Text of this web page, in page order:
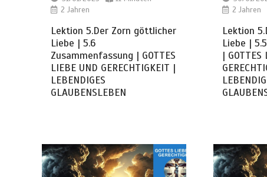
2 Jahren
Lektion 5.Der Zorn göttlicher
Liebe | 5.6
Zusammenfassung | GOTTES
LIEBE UND GERECHTIGKEIT |
LEBENDIGES
GLAUBENSLEBEN
2 Jahren
Lektion
Liebe |
| GOTTES